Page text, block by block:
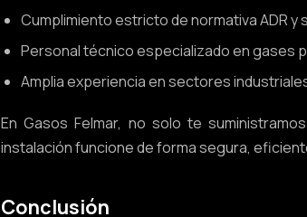
Cumplimiento estricto de normativa ADR y
Personal técnico especializado en gases
Amplia experiencia en sectores
En Gasos Felmar, no solo te
instalación funcione de forma segura,
Conclusión